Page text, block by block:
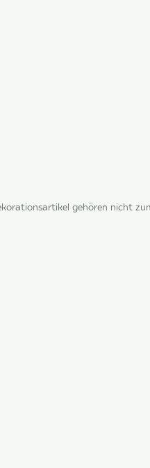
gehören nicht